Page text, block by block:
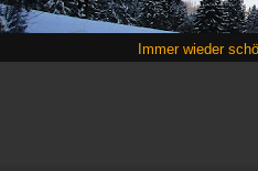
Immer wieder